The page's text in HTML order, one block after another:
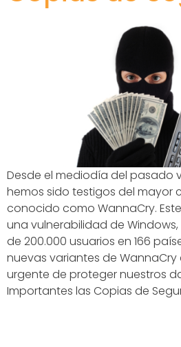
Desde el mediodía del pasado
hemos sido testigos del mayor
conocido como WannaCry.
una vulnerabilidad de
de 200.000 usuarios en 166
nuevas variantes de
urgente de proteger nuestros
Importantes las Copias de